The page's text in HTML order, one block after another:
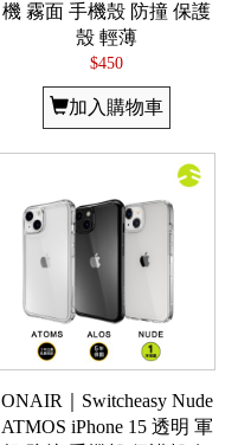
機 霧面 手機殼 防撞 保護
殼 輕薄
$450
加入購物車
ONAIR｜Switcheasy Nude
ATMOS iPhone 15 透明 軍